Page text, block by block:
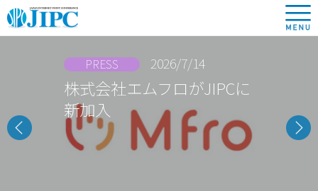
フロがJIPCに
【開催レポ
施！
Previ
ous
Next